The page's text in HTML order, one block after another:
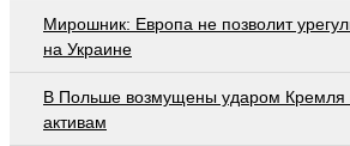
Мирошник: Европа не позволит
на Украине
В Польше возмущены ударом Кремля
активам